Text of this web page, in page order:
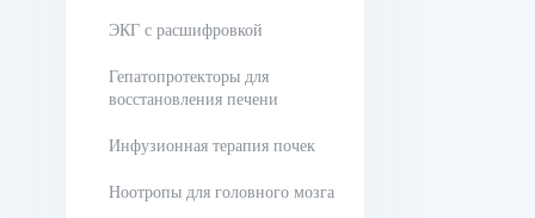
кодировочный способ с учетом
воздерживаться от спиртного.
контролировать
самостоятельно. Если лечение
ЭКГ с расшифровкой
Гепатопротекторы для
восстановления печени
Инфузионная терапия почек
Ноотропы для головного мозга